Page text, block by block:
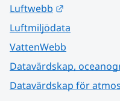
Luftwebb
Luftmiljödata
VattenWebb
Datavärdskap,
Datavärdskap för